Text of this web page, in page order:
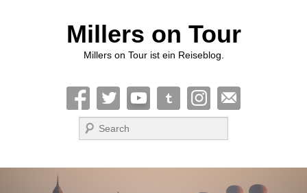
Millers on Tour
Millers on Tour ist ein Reiseblog.
Suche